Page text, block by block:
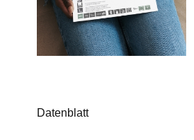
Datenblatt